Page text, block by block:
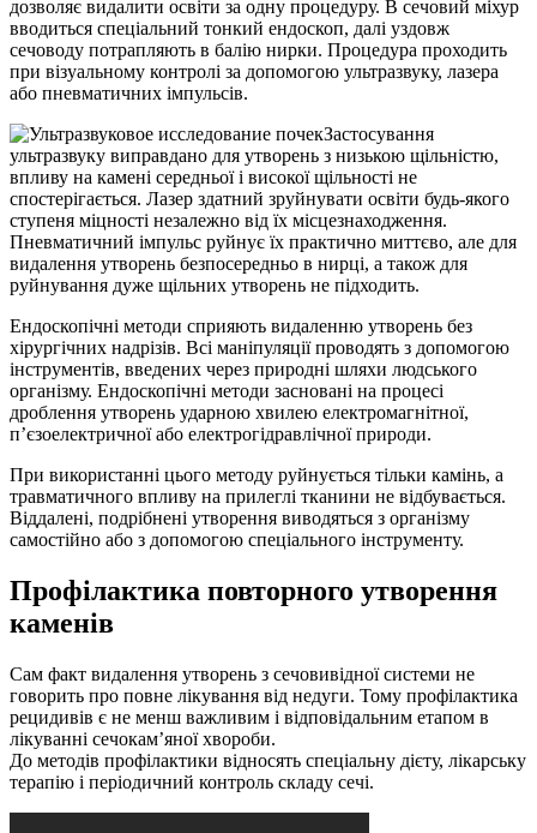
дозволяє видалити освіти за одну процедуру. В сечовий міхур
вводиться спеціальний тонкий ендоскоп, далі уздовж
сечоводу потрапляють в балію нирки. Процедура проходить
при візуальному контролі за допомогою ультразвуку, лазера
або пневматичних імпульсів.
Застосування
ультразвуку виправдано для утворень з низькою щільністю,
впливу на камені середньої і високої щільності не
спостерігається. Лазер здатний зруйнувати освіти будь-якого
ступеня міцності незалежно від їх місцезнаходження.
Пневматичний імпульс руйнує їх практично миттєво, але для
видалення утворень безпосередньо в нирці, а також для
руйнування дуже щільних утворень не підходить.
Ендоскопічні методи сприяють видаленню утворень без
хірургічних надрізів. Всі маніпуляції проводять з допомогою
інструментів, введених через природні шляхи людського
організму. Ендоскопічні методи засновані на процесі
дроблення утворень ударною хвилею електромагнітної,
п’єзоелектричної або електрогідравлічної природи.
При використанні цього методу руйнується тільки камінь, а
травматичного впливу на прилеглі тканини не відбувається.
Віддалені, подрібнені утворення виводяться з організму
самостійно або з допомогою спеціального інструменту.
Профілактика повторного утворення
каменів
Сам факт видалення утворень з сечовивідної системи не
говорить про повне лікування від недуги. Тому профілактика
рецидивів є не менш важливим і відповідальним етапом в
лікуванні сечокам’яної хвороби.
До методів профілактики відносять спеціальну дієту, лікарську
терапію і періодичний контроль складу сечі.